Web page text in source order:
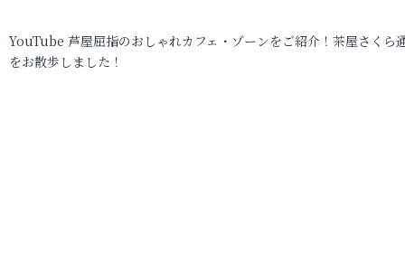
YouTube 芦屋屈指のおしゃれカフェ・ゾーンをご紹介！茶屋さくら
をお散歩しました！